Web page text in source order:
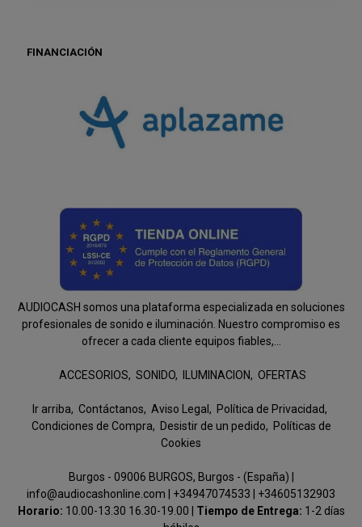
FINANCIACIÓN
AUDIOCASH somos una plataforma especializada en soluciones
profesionales de sonido e iluminación. Nuestro compromiso es
ofrecer a cada cliente equipos fiables,...
ACCESORIOS SONIDO ILUMINACION OFERTAS
Ir arriba Contáctanos Aviso Legal
Política de Privacidad
Condiciones de Compra
Desistir de un pedido
Políticas de
Cookies
Burgos - 09006 BURGOS, Burgos - (España) |
info@audiocashonline.com | +34947074533
+34605132903
Horario: 10.00-13.30 16.30-19.00 | Tiempo de Entrega: 1-2 días